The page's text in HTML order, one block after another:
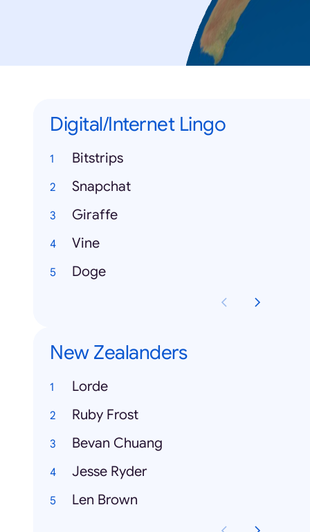
Digital/Internet Lingo
Bitstrips
Snapchat
Giraffe
Vine
Doge
New Zealanders
Lorde
Ruby Frost
Bevan Chuang
Jesse Ryder
Len Brown